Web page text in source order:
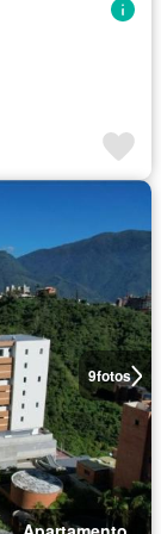
9fotos